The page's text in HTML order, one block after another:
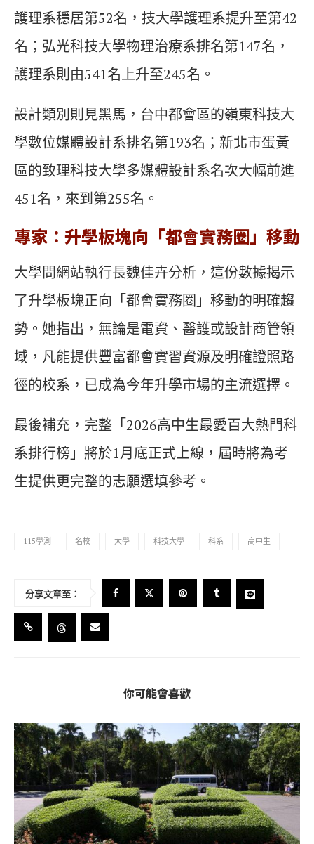
護理系穩居第52名，技大學護理系提升至第42
名；弘光科技大學物理治療系排名第147名，
護理系則由541名上升至245名。
設計類別則見黑馬，台中都會區的嶺東科技大
學數位媒體設計系排名第193名；新北市蛋黃
區的致理科技大學多媒體設計系名次大幅前進
451名，來到第255名。
專家：升學板塊向「都會實務圈」移動
大學問網站執行長魏佳卉分析，這份數據揭示
了升學板塊正向「都會實務圈」移動的明確趨
勢。她指出，無論是電資、醫護或設計商管領
域，凡能提供豐富都會實習資源及明確證照路
徑的校系，已成為今年升學市場的主流選擇。
最後補充，完整「2026高中生最愛百大熱門科
系排行榜」將於1月底正式上線，屆時將為考
生提供更完整的志願選填參考。
115學測 名校 大學 科技大學 科系 高中生
分享文章至：
你可能會喜歡